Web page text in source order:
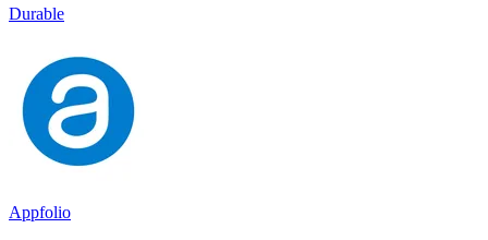
Durable
Appfolio